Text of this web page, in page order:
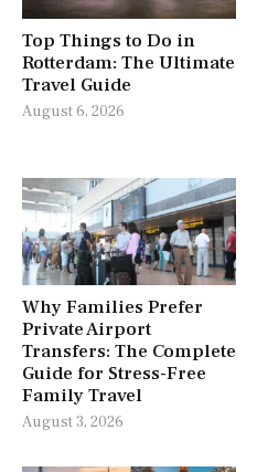
Top Things to Do in
Rotterdam: The Ultimate
Travel Guide
August 6, 2026
Why Families Prefer
Private Airport
Transfers: The Complete
Guide for Stress-Free
Family Travel
August 3, 2026